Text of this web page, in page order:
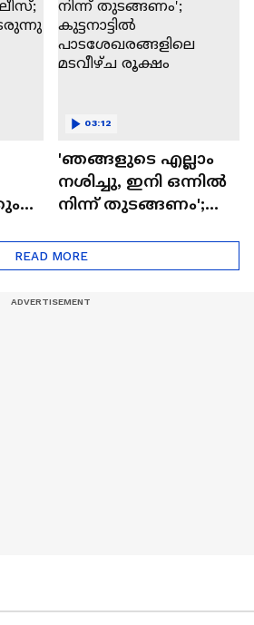
ധര്‍മ്മേന്ദ്ര പ്രധാൻ
'ഞങ്ങളുടെ എല്ലാം
നശിച്ചു, ഇനി ഒന്നിൽ
നിന്ന് തുടങ്ങണം';
പാടശേഖരങ്ങളിലെ
മടവീഴ്‌ച രൂക്ഷം
03:12
READ MORE